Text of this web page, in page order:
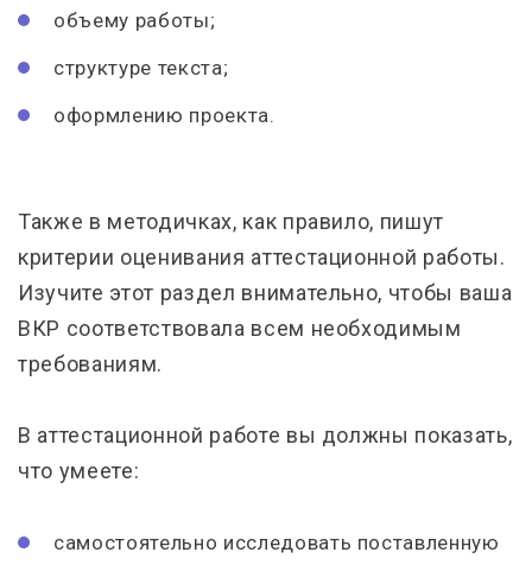
объему работы;
структуре текста;
оформлению проекта.
Также в методичках, как правило, пишут
критерии оценивания аттестационной работы.
Изучите этот раздел внимательно, чтобы ваша
ВКР соответствовала всем необходимым
требованиям.
В аттестационной работе вы должны показать,
что умеете:
самостоятельно исследовать поставленную